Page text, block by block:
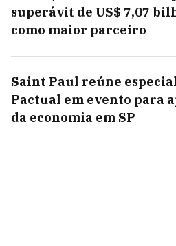
superávit de US$ 7,07
como maior parceiro
Saint Paul reúne
Pactual em evento para
da economia em SP